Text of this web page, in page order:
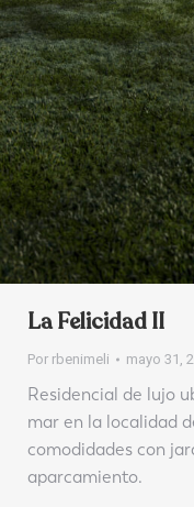
La Felicidad II
Por rbenimeli mayo 31,
Residencial de lujo
mar en la localidad
comodidades con
aparcamiento.